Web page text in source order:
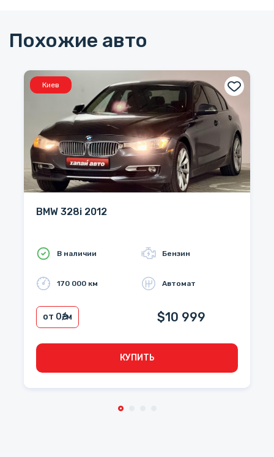
Похожие авто
Киев
BMW 328i 2012
В наличии Бензин
170 000 км Автомат
от 0₴/м $10 999
КУПИТЬ